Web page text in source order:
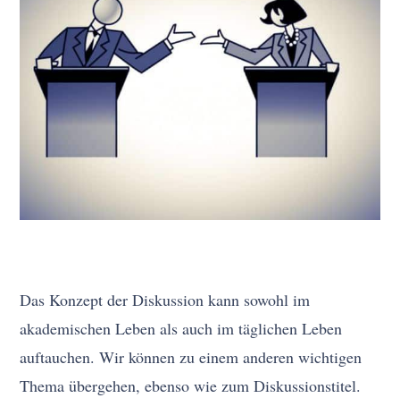
Das Konzept der Diskussion kann sowohl im
akademischen Leben als auch im täglichen Leben
auftauchen. Wir können zu einem anderen wichtigen
Thema übergehen, ebenso wie zum Diskussionstitel.